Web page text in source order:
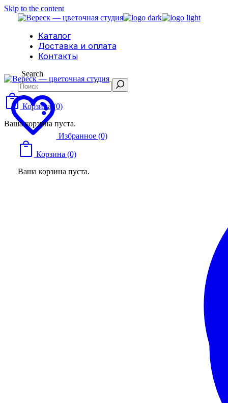
Skip to the content
Каталог
Доставка и оплата
Контакты
Search
Избранное (0)
Корзина (0)
Ваша корзина пуста.
Корзина (0)
Ваша корзина пуста.